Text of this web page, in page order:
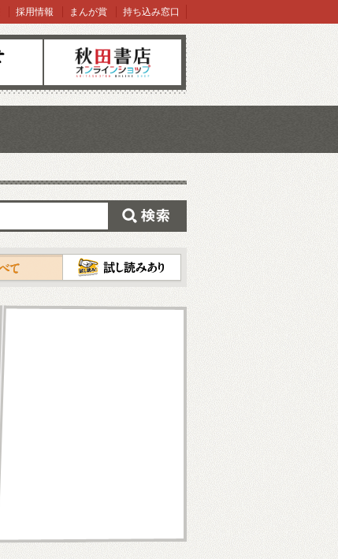
オンラインショップ
採用情報 まんが賞 持ち込み窓口